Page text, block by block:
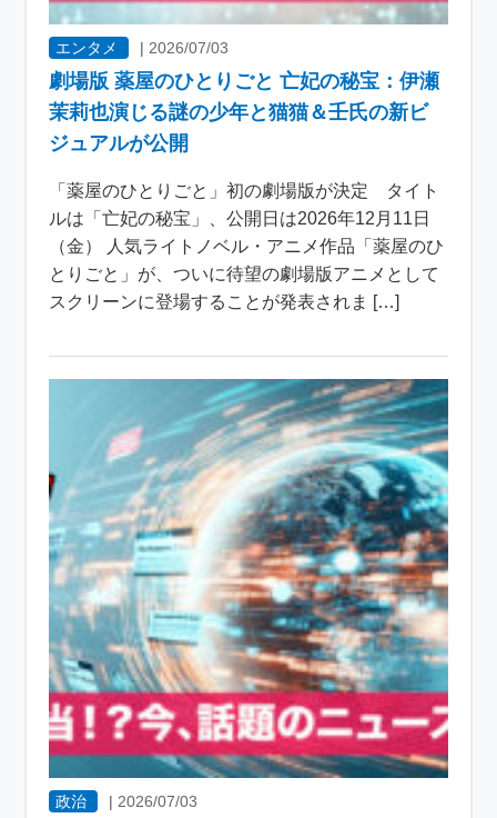
エンタメ | 2026/07/03
劇場版 薬屋のひとりごと 亡妃の秘宝：伊瀬
茉莉也演じる謎の少年と猫猫＆壬氏の新ビ
ジュアルが公開
「薬屋のひとりごと」初の劇場版が決定 タイト
ルは「亡妃の秘宝」、公開日は2026年12月11日
（金） 人気ライトノベル・アニメ作品「薬屋のひ
とりごと」が、ついに待望の劇場版アニメとして
スクリーンに登場することが発表されま […]
政治 | 2026/07/03